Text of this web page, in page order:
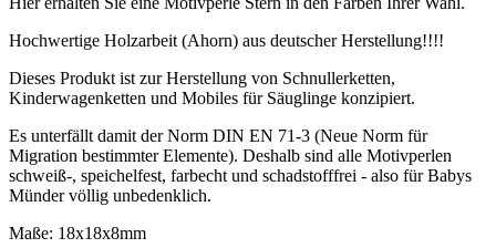
Hochwertige Holzarbeit (Ahorn) aus deutscher Herstellung!!!!
Dieses Produkt ist zur Herstellung von Schnullerketten,
Kinderwagenketten und Mobiles für Säuglinge konzipiert.
Es unterfällt damit der Norm DIN EN 71-3 (Neue Norm für
Migration bestimmter Elemente). Deshalb sind alle Motivperlen
schweiß-, speichelfest, farbecht und schadstofffrei - also für Babys
Münder völlig unbedenklich.
Maße: 18x18x8mm